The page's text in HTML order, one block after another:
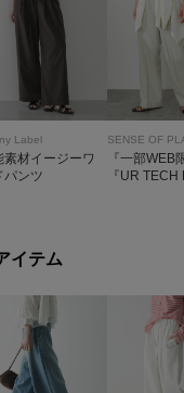
Label
素材イージーワ
パンツ
SENSE OF
『一部WEB
『UR
イテム